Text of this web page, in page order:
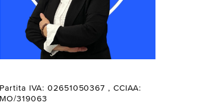
Partita IVA: 02651050367 , CCIAA:
MO/319063